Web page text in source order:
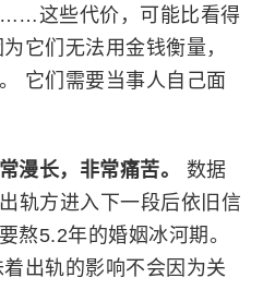
这些代价，可能比看得
它们无法用金钱衡量，
它们需要当事人自己面
漫长，非常痛苦。 数据
轨方进入下一段后依旧信
熬5.2年的婚姻冰河期。
出轨的影响不会因为关